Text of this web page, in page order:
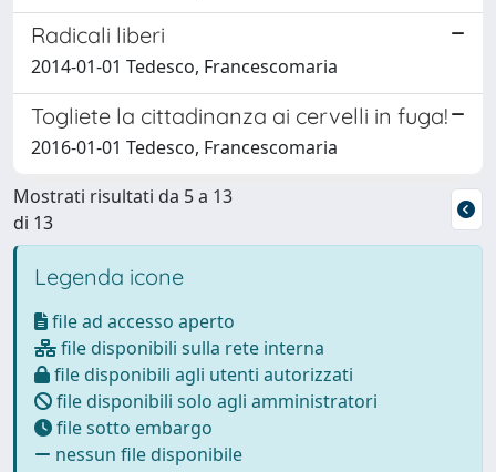
Radicali liberi
2014-01-01 Tedesco, Francescomaria
Togliete la cittadinanza ai cervelli in fuga!
2016-01-01 Tedesco, Francescomaria
Mostrati risultati da 5 a 13
di 13
Legenda icone
file ad accesso aperto
file disponibili sulla rete interna
file disponibili agli utenti autorizzati
file disponibili solo agli amministratori
file sotto embargo
nessun file disponibile